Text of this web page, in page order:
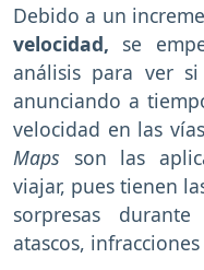
Debido a un
velocidad, se
análisis para ver
anunciando a
velocidad en las
Maps son las
viajar, pues tienen
sorpresas
atascos,